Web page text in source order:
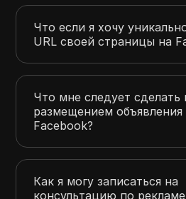
Что если я хочу
URL своей страницы на
Что мне следует сделать
размещением объявления
Facebook?
Как я могу записаться на
консультацию по